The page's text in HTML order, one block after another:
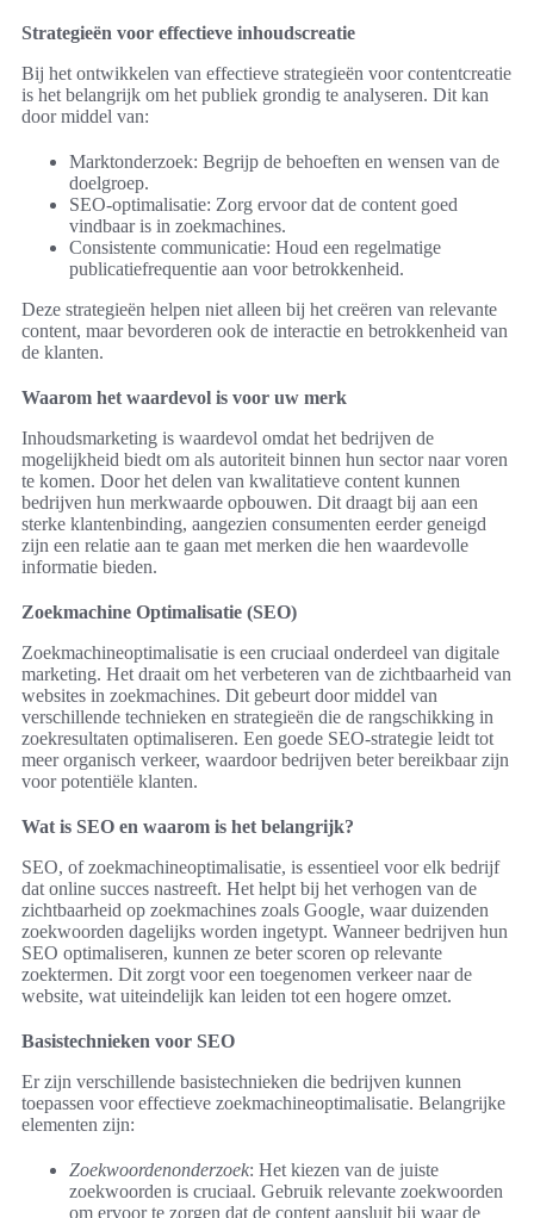
Strategieën voor effectieve inhoudscreatie
Bij het ontwikkelen van effectieve strategieën voor contentcreatie
is het belangrijk om het publiek grondig te analyseren. Dit kan
door middel van:
Marktonderzoek: Begrijp de behoeften en wensen van de
doelgroep.
SEO-optimalisatie: Zorg ervoor dat de content goed
vindbaar is in zoekmachines.
Consistente communicatie: Houd een regelmatige
publicatiefrequentie aan voor betrokkenheid.
Deze strategieën helpen niet alleen bij het creëren van relevante
content, maar bevorderen ook de interactie en betrokkenheid van
de klanten.
Waarom het waardevol is voor uw merk
Inhoudsmarketing is waardevol omdat het bedrijven de
mogelijkheid biedt om als autoriteit binnen hun sector naar voren
te komen. Door het delen van kwalitatieve content kunnen
bedrijven hun merkwaarde opbouwen. Dit draagt bij aan een
sterke klantenbinding, aangezien consumenten eerder geneigd
zijn een relatie aan te gaan met merken die hen waardevolle
informatie bieden.
Zoekmachine Optimalisatie (SEO)
Zoekmachineoptimalisatie is een cruciaal onderdeel van digitale
marketing. Het draait om het verbeteren van de zichtbaarheid van
websites in zoekmachines. Dit gebeurt door middel van
verschillende technieken en strategieën die de rangschikking in
zoekresultaten optimaliseren. Een goede SEO-strategie leidt tot
meer organisch verkeer, waardoor bedrijven beter bereikbaar zijn
voor potentiële klanten.
Wat is SEO en waarom is het belangrijk?
SEO, of zoekmachineoptimalisatie, is essentieel voor elk bedrijf
dat online succes nastreeft. Het helpt bij het verhogen van de
zichtbaarheid op zoekmachines zoals Google, waar duizenden
zoekwoorden dagelijks worden ingetypt. Wanneer bedrijven hun
SEO optimaliseren, kunnen ze beter scoren op relevante
zoektermen. Dit zorgt voor een toegenomen verkeer naar de
website, wat uiteindelijk kan leiden tot een hogere omzet.
Basistechnieken voor SEO
Er zijn verschillende basistechnieken die bedrijven kunnen
toepassen voor effectieve zoekmachineoptimalisatie. Belangrijke
elementen zijn:
Zoekwoordenonderzoek: Het kiezen van de juiste
zoekwoorden is cruciaal. Gebruik relevante zoekwoorden
om ervoor te zorgen dat de content aansluit bij waar de